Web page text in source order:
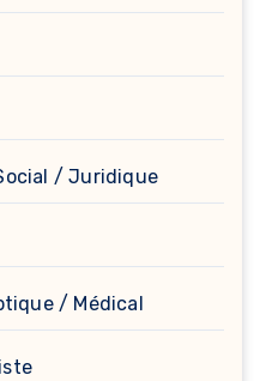
/ Juridique
/ Médical